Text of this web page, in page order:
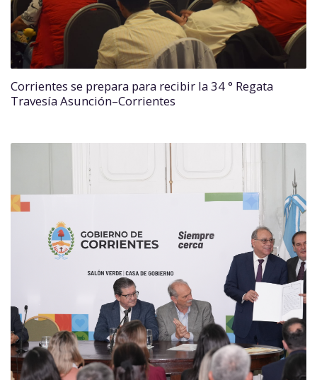
Corrientes se prepara para recibir la 34 ° Regata
Travesía Asunción–Corrientes